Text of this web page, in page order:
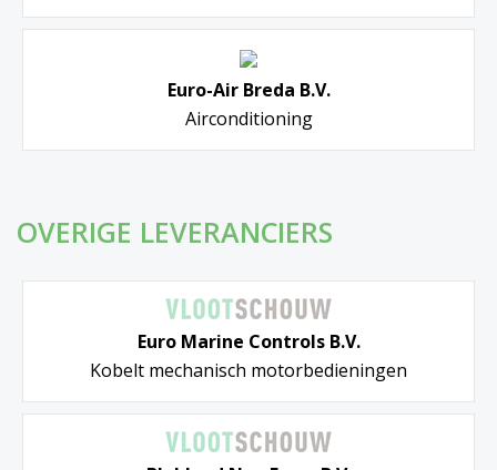
Euro-Air Breda B.V.
Airconditioning
OVERIGE LEVERANCIERS
Euro Marine Controls B.V.
Kobelt mechanisch motorbedieningen